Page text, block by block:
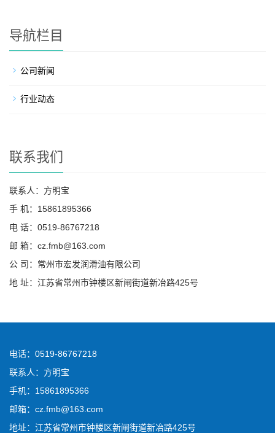
导航栏目
公司新闻
行业动态
联系我们
联系人：方明宝
手 机：15861895366
电 话：0519-86767218
邮 箱：cz.fmb@163.com
公 司：常州市宏发润滑油有限公司
地 址：江苏省常州市钟楼区新闸街道新冶路425号
电话：0519-86767218
联系人：方明宝
手机：15861895366
邮箱：cz.fmb@163.com
地址：江苏省常州市钟楼区新闸街道新冶路425号